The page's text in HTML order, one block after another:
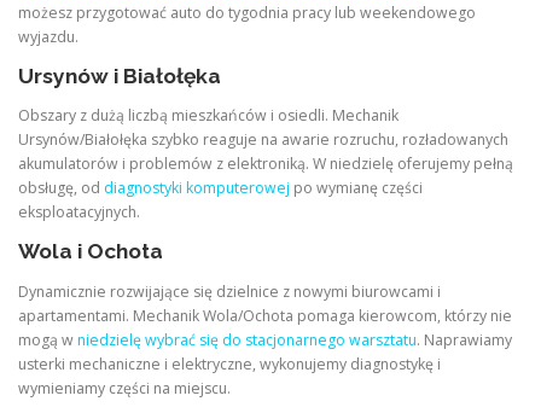
możesz przygotować auto do tygodnia pracy lub weekendowego
wyjazdu.
Ursynów i Białołęka
Obszary z dużą liczbą mieszkańców i osiedli. Mechanik
Ursynów/Białołęka szybko reaguje na awarie rozruchu, rozładowanych
akumulatorów i problemów z elektroniką. W niedzielę oferujemy pełną
obsługę, od diagnostyki komputerowej po wymianę części
eksploatacyjnych.
Wola i Ochota
Dynamicznie rozwijające się dzielnice z nowymi biurowcami i
apartamentami. Mechanik Wola/Ochota pomaga kierowcom, którzy nie
mogą wniedzielę wybrać się do stacjonarnego warsztatu. Naprawiamy
usterki mechaniczne i elektryczne, wykonujemy diagnostykę i
wymieniamy części na miejscu.